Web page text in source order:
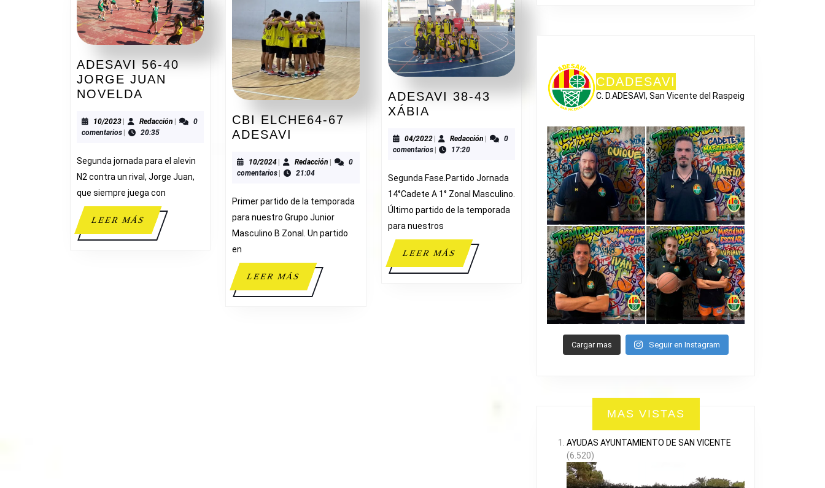
ADESAVI 56-40
JORGE JUAN
NOVELDA
40
JORGE
NOVELDA
10/202310/2023RedacciónRedacción
0
comentarios
20:35
Segunda jornada para el alevin
N2 contra un rival, Jorge Juan,
que siempre juega con
LEER MÁSLEER
MÁS
CBI ELCHE64-67
ADESAVI
67
ADESAVI
10/202410/2024
| Redacción Redacción
|
0
comentarios | 21:04
Primer partido de la temporada
para nuestro Grupo Junior
Masculino B Zonal. Un partido
en
LEER MÁSLEER
MÁS
ADESAVI 38-43
XÁBIA
43
XÁBIA
04/202204/2022Redacción Redacción
0
comentarios
17:20
Segunda Fase.Partido Jornada
14°Cadete A 1° Zonal Masculino.
Último partido de la temporada
para nuestros
LEER MÁSLEER
MÁS
CDADESAVI
C. D.ADESAVI, San Vicente del Raspeig
Cargar mas Seguir en Instagram
MAS VISTAS
AYUDAS AYUNTAMIENTO DE SAN VICENTE
(6.520)